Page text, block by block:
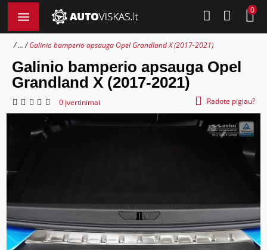
0
... Galinio bamperio apsauga Opel Grandland X (2017-2021)
Galinio bamperio apsauga Opel
Grandland X (2017-2021)
0 įvertinimai Radote pigiau?